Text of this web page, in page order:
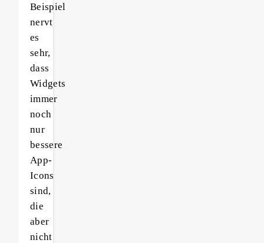
Beispiel
nervt
es
sehr,
dass
Widgets
immer
noch
nur
bessere
App-
Icons
sind,
die
aber
nicht